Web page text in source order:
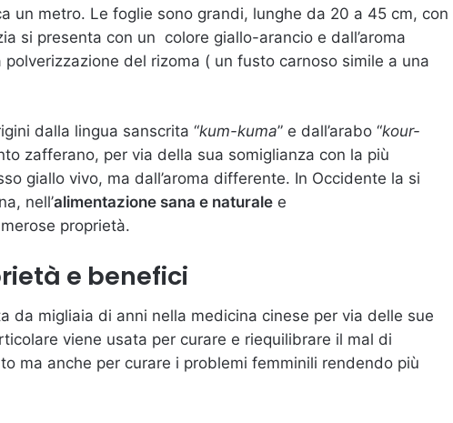
un metro. Le foglie sono grandi, lunghe da 20 a 45 cm, con
si presenta con un
colore giallo-arancio e dall’aroma
polverizzazione del rizoma ( un fusto carnoso simile a una
dalla lingua sanscrita “kum-kuma” e dall’arabo “kour-
zafferano, per via della sua somiglianza con la più
giallo vivo, ma dall’aroma differente. In Occidente la si
nell’alimentazione sana e naturale e
proprietà.
e benefici
da migliaia di anni nella medicina cinese per via delle sue
viene usata per curare e riequilibrare il mal di
ma anche per curare i problemi femminili rendendo più